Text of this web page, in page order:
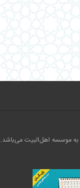
موسسه اهل‌البیت می‌باشد.